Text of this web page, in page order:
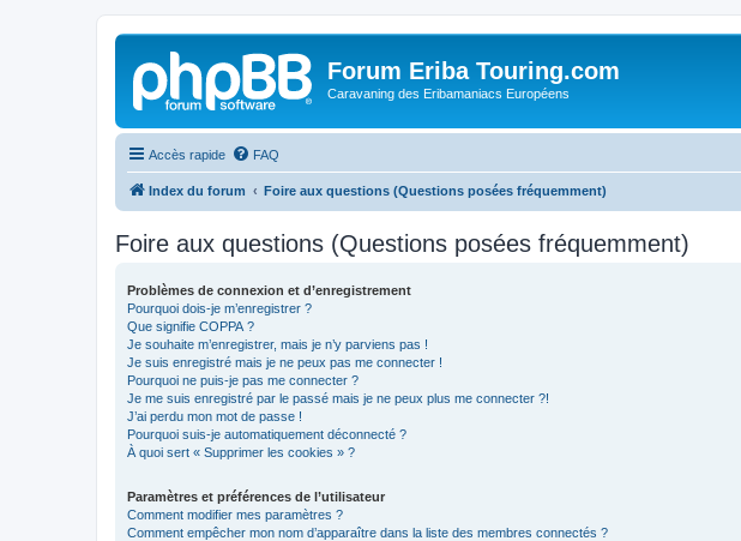
Forum Eriba Touring.com
Caravaning des Eribamaniacs Européens
Accès rapide FAQ
Index du forum Foire aux questions (Questions posées fréquemment)
Foire aux questions (Questions posées fréquemment)
Problèmes de connexion et d’enregistrement
Pourquoi dois-je m’enregistrer ?
Que signifie COPPA ?
Je souhaite m’enregistrer, mais je n’y parviens pas !
Je suis enregistré mais je ne peux pas me connecter !
Pourquoi ne puis-je pas me connecter ?
Je me suis enregistré par le passé mais je ne peux plus me connecter ?!
J’ai perdu mon mot de passe !
Pourquoi suis-je automatiquement déconnecté ?
À quoi sert « Supprimer les cookies » ?
Paramètres et préférences de l’utilisateur
Comment modifier mes paramètres ?
Comment empêcher mon nom d’apparaître dans la liste des membres connectés ?